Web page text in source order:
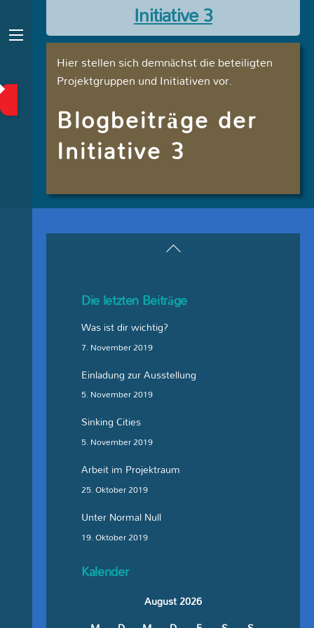
to
content
Menu
Initiative 3
Hier stellen sich demnächst die beteiligten
Projektgruppen und Initiativen vor.
Blogbeiträge der
Initiative 3
Back
Die letzten Beiträge
Was ist dir wichtig?
7. November 2019
Einladung zur Ausstellung
5. November 2019
Sinking Cities
5. November 2019
Arbeit im Projektraum
25. Oktober 2019
Unter Normal Null
19. Oktober 2019
Kalender
August 2026